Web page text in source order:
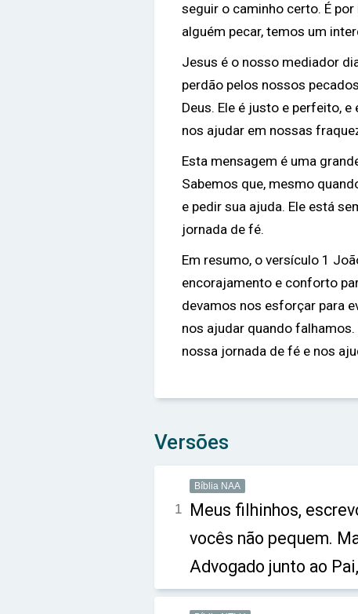
seguir o caminho certo. É
alguém pecar, temos um
Jesus é o nosso mediador
perdão pelos nossos
Deus. Ele é justo e perfeito,
nos ajudar em nossas
Esta mensagem é uma
Sabemos que, mesmo
e pedir sua ajuda. Ele está
jornada de fé.
Em resumo, o versículo 1
encorajamento e conforto
devamos nos esforçar para
nos ajudar quando
nossa jornada de fé e nos
Versões
Bíblia NAA
1 Meus filhinhos,
vocês não pequem.
Advogado junto ao